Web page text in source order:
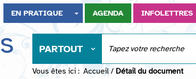
EN PRATIQUE AGENDA INFOLETTRES
PARTOUT
Vous êtes ici : Accueil / Détail du document